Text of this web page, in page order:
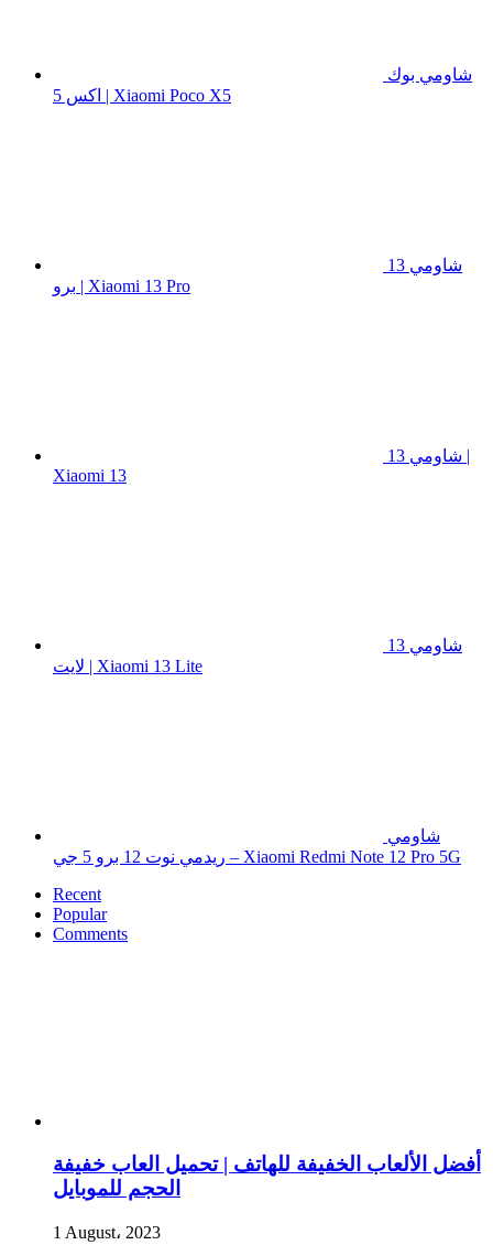
شاومي بوك
اكس 5 | Xiaomi Poco X5
شاومي 13
برو | Xiaomi 13 Pro
شاومي 13 |
Xiaomi 13
شاومي 13
لايت | Xiaomi 13 Lite
شاومي
ريدمي نوت 12 برو 5 جي – Xiaomi Redmi Note 12 Pro 5G
Recent
Popular
Comments
أفضل الألعاب الخفيفة للهاتف | تحميل العاب خفيفة
الحجم للموبايل
1 August، 2023